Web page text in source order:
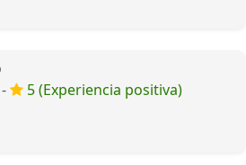
5 (Experiencia positiva)